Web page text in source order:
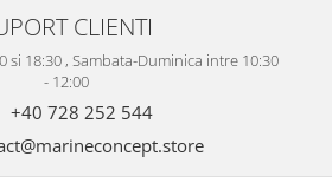
CLIENTI
si 18:30 , Sambata-Duminica intre 10:30
- 12:00
+40 728 252 544